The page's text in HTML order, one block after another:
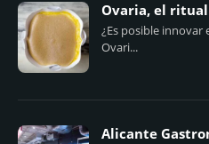
Ovaria, el
¿Es posible innovar
Ovari...
Alicante